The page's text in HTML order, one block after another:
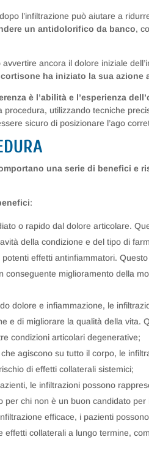
dopo l’infiltrazione può aiutare a
un antidolorifico da banco,
ancora il dolore iniziale
ha iniziato la sua azione
è l’abilità e l’esperienza
utilizzando tecniche
sicuro di posizionare l’ago
una serie di benefici e
:
o rapido dal dolore articolare.
della condizione e del tipo di
effetti antinfiammatori.
conseguente miglioramento della
dolore e infiammazione, le
e di migliorare la qualità della vita.
condizioni articolari degenerative;
agiscono su tutto il corpo, le
di effetti collaterali sistemici;
le infiltrazioni possono
chi non è un buon candidato per
efficace, i pazienti
collaterali a lungo termine,